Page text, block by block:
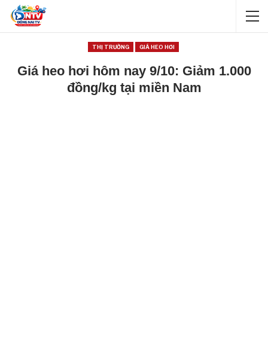
THỊ TRƯỜNG GIÁ HEO HƠI
Giá heo hơi hôm nay 9/10: Giảm 1.000
đồng/kg tại miền Nam